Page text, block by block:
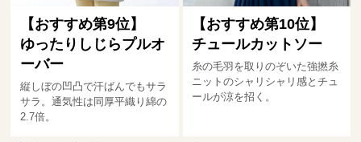
【おすすめ第9位】
ゆったりしじらプルオ
ーバー
縦しぼの凹凸で汗ばんでもサラ
サラ。通気性は同厚平織り綿の
2.7倍。
【おすすめ第10位】
チュールカットソー
糸の毛羽を取りのぞいた強撚糸
ニットのシャリシャリ感とチュ
ールが涼を招く。